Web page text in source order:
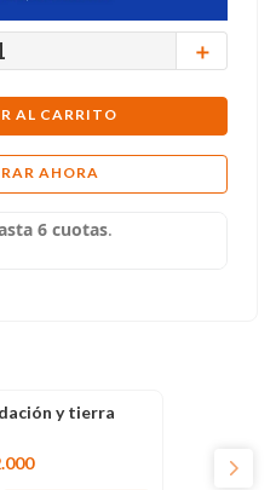
＋
AL CARRITO
AHORA
y tierra
.000